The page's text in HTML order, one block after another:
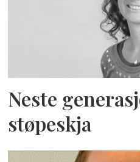
Neste
støpeskja